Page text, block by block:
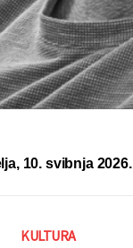
10. svibnja 2026.
KULTURA